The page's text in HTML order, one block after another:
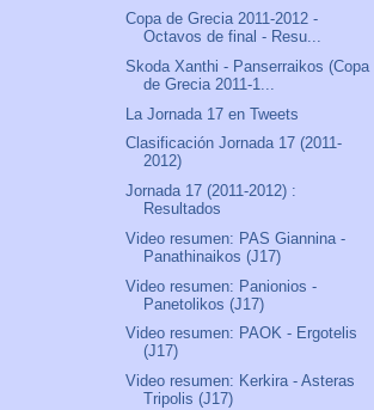
Copa de Grecia 2011-2012 -
Octavos de final - Resu...
Skoda Xanthi - Panserraikos (Copa
de Grecia 2011-1...
La Jornada 17 en Tweets
Clasificación Jornada 17 (2011-
2012)
Jornada 17 (2011-2012) :
Resultados
Video resumen: PAS Giannina -
Panathinaikos (J17)
Video resumen: Panionios -
Panetolikos (J17)
Video resumen: PAOK - Ergotelis
(J17)
Video resumen: Kerkira - Asteras
Tripolis (J17)